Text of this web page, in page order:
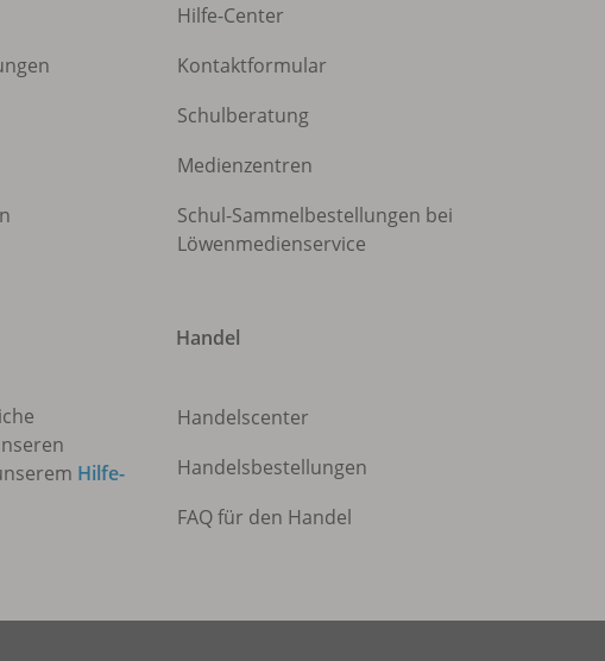
Hilfe-Center
Kontaktformular
Schulberatung
Medienzentren
Schul-Sammelbestellungen bei
Löwenmedienservice
Hilfe-
Handel
Handelscenter
Handelsbestellungen
FAQ für den Handel